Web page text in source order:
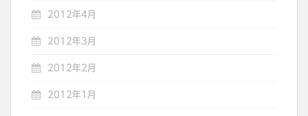
2012年4月
2012年3月
2012年2月
2012年1月